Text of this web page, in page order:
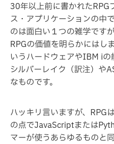
30年以上前に書かれたRPG
ス・アプリケーションの中
のは面白い１つの雑学です
RPGの価値を明らかにはし
いうハードウェアやIBM iの
シルバーレイク（訳注）や
なものです。
ハッキリ言いますが、RPG
の点でJavaScriptまたは
マーが使うあらゆるものと